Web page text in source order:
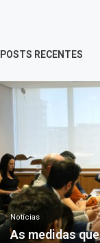
POSTS RECENTES
Notícias
As medidas